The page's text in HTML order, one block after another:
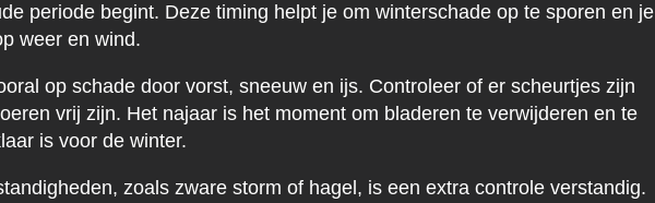
periode begint. Deze timing helpt je om winterschade op te sporen en je
weer en wind.
op schade door vorst, sneeuw en ijs. Controleer of er scheurtjes zijn
vrij zijn. Het najaar is het moment om bladeren te verwijderen en te
is voor de winter.
zoals zware storm of hagel, is een extra controle verstandig.